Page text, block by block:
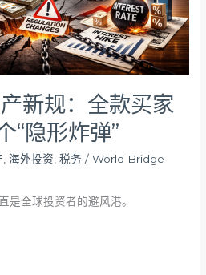
新规：全款买家
“隐形炸弹”
,海外投资 ,税务 /World Bridge
是全球投资者的避风港。